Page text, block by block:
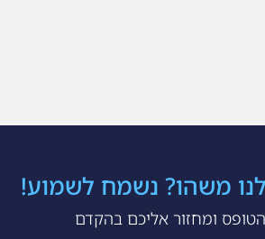
משהו? נשמח לשמוע!
ומחזור אליכם בהקדם